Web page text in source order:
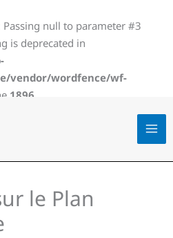
Passing null to parameter #3
is deprecated in
vendor/wordfence/wf-
1896
le Plan